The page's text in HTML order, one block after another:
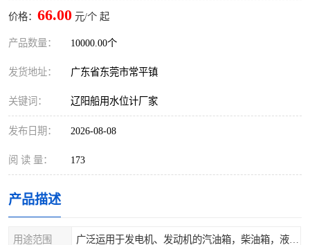
价格： 66.00 元/个 起
产品数量： 10000.00个
发货地址： 广东省东莞市常平镇
关键词： 辽阳船用水位计厂家
发布日期： 2026-08-08
阅 读 量： 173
产品描述
用途范围